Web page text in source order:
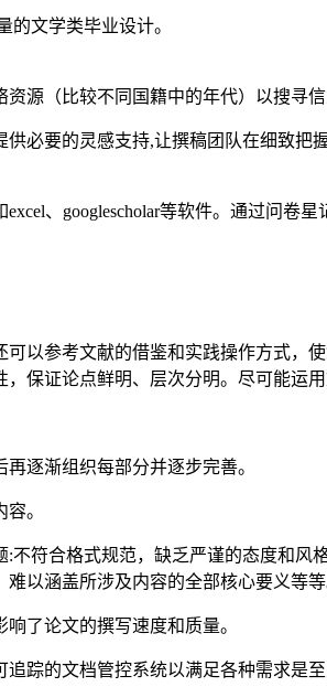
的文学类毕业设计。
源（比较不同国籍中的年代）以搜寻
必要的灵感支持,让撰稿团队在细致把
、googlescholar等软件。通过问
可以参考文献的借鉴和实践操作方式，
保证论点鲜明、层次分明。尽可能运
逐渐组织每部分并逐步完善。
。
不符合格式规范，缺乏严谨的态度和
以涵盖所涉及内容的全部核心要义等等
了论文的撰写速度和质量。
踪的文档管控系统以满足各种需求是至